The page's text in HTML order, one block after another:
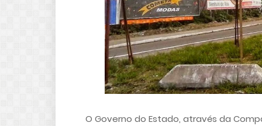
O Governo do Estado, através da